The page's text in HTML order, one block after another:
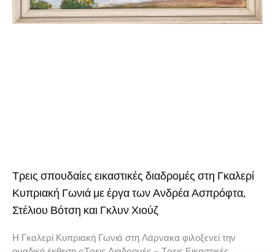
Τρεις σπουδαίες εικαστικές διαδρομές στη Γκαλερί
Κυπριακή Γωνιά με έργα των Ανδρέα Ασπρόφτα,
Στέλιου Βότση και Γκλυν Χιούζ
Η Γκαλερί Κυπριακή Γωνιά στη Λάρνακα φιλοξενεί την